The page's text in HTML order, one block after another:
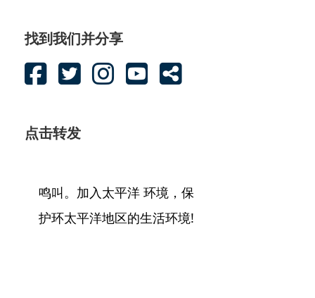
找到我们并分享
点击转发
鸣叫。加入太平洋 环境，保
护环太平洋地区的生活环境!